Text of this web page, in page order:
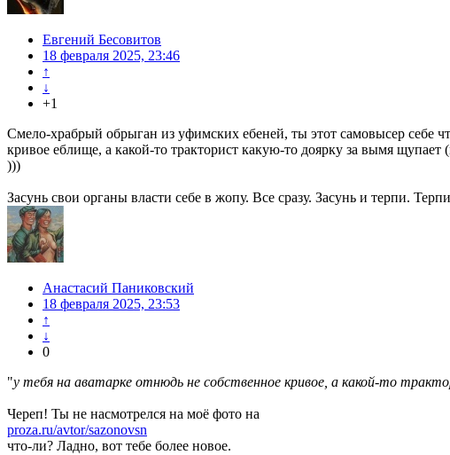
Евгений Бесовитов
18 февраля 2025, 23:46
↑
↓
+1
Смело-храбрый обрыган из уфимских ебеней, ты этот самовысер себе
кривое еблище, а какой-то тракторист какую-то доярку за вымя щупает
)))
Засунь свои органы власти себе в жопу. Все сразу. Засунь и терпи.
Анастасий Паниковский
18 февраля 2025, 23:53
↑
↓
0
"у тебя на аватарке отнюдь не собственное кривое, а какой-то
Череп! Ты не насмотрелся на моё фото на
proza.ru/avtor/sazonovsn
что-ли? Ладно, вот тебе более новое.